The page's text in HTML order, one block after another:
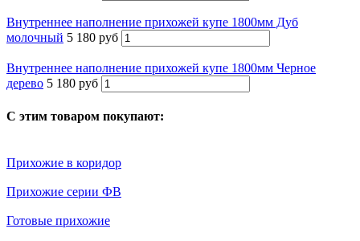
Внутреннее наполнение прихожей купе 1800мм Дуб
молочный 5 180 руб
Внутреннее наполнение прихожей купе 1800мм Черное
дерево 5 180 руб
С этим товаром покупают:
Прихожие в коридор
Прихожие серии ФВ
Готовые прихожие